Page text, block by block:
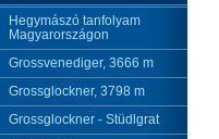
Hegymászó tanfolyam
Magyarországon
Grossvenediger, 3666 m
Grossglockner, 3798 m
Grossglockner - Stüdlgrat